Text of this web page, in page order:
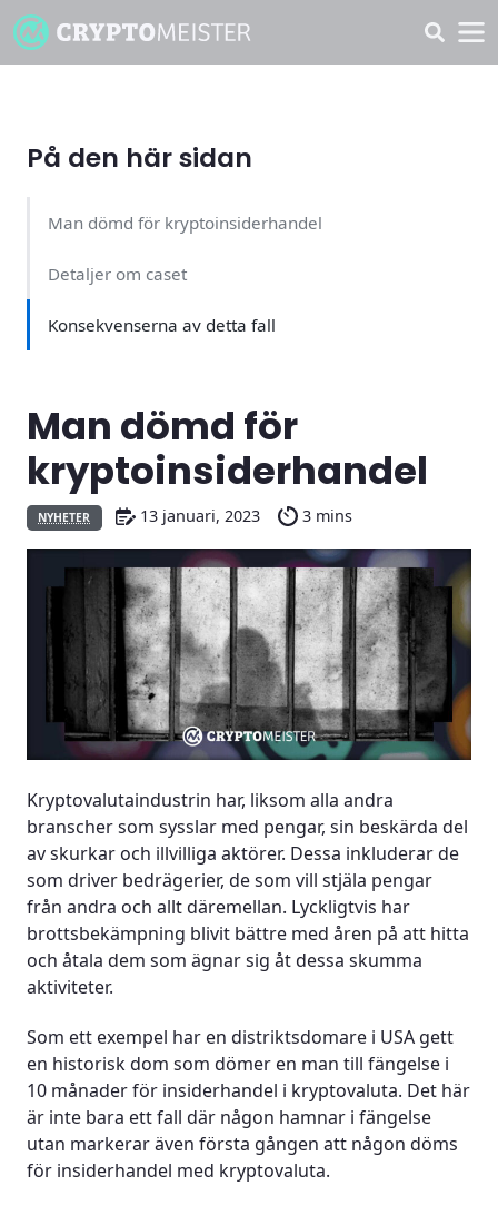
På den här sidan
Man dömd för kryptoinsiderhandel
Detaljer om caset
Konsekvenserna av detta fall
Man dömd för
kryptoinsiderhandel
NYHETER 13 januari, 2023 3 mins
Kryptovalutaindustrin har, liksom alla andra
branscher som sysslar med pengar, sin beskärda del
av skurkar och illvilliga aktörer. Dessa inkluderar de
som driver bedrägerier, de som vill stjäla pengar
från andra och allt däremellan. Lyckligtvis har
brottsbekämpning blivit bättre med åren på att hitta
och åtala dem som ägnar sig åt dessa skumma
aktiviteter.
Som ett exempel har en distriktsdomare i USA gett
en historisk dom som dömer en man till fängelse i
10 månader för insiderhandel i kryptovaluta. Det här
är inte bara ett fall där någon hamnar i fängelse
utan markerar även första gången att någon döms
för insiderhandel med kryptovaluta.